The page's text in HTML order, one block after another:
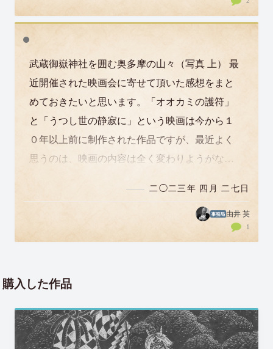
武蔵御嶽神社を囲む奥多摩の山々（写真 上） 最
近開催された映画会に寄せて頂いた感想をまと
めておきたいと思います。「オオカミの護符」
と「うつし世の静寂に」という映画は今から１
０年以上前に制作された作品ですが、最近よく
思うのは、映画の内容は全く変わりようがない
二◯二三年 四月 二七日
由井 英
1
購入した作品